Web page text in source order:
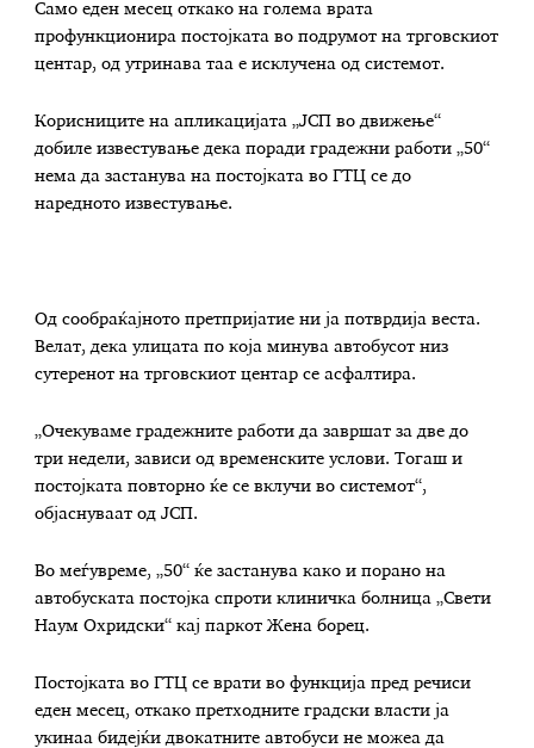
Само еден месец откако на голема врата
профункционира постојката во подрумот на трговскиот
центар, од утринава таа е исклучена од системот.
Корисниците на апликацијата „ЈСП во движење“
добиле известување дека поради градежни работи „50“
нема да застанува на постојката во ГТЦ се до
наредното известување.
Од сообраќајното претпријатие ни ја потврдија веста.
Велат, дека улицата по која минува автобусот низ
сутеренот на трговскиот центар се асфалтира.
„Очекуваме градежните работи да завршат за две до
три недели, зависи од временските услови. Тогаш и
постојката повторно ќе се вклучи во системот“,
објаснуваат од ЈСП.
Во меѓувреме, „50“ ќе застанува како и порано на
автобуската постојка спроти клиничка болница „Свети
Наум Охридски“ кај паркот Жена борец.
Постојката во ГТЦ се врати во функција пред речиси
еден месец, откако претходните градски власти ја
укинаа бидејќи двокатните автобуси не можеа да